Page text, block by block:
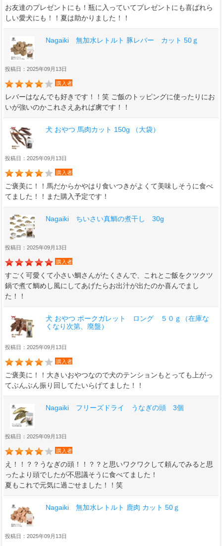
お友達のプレゼントにも！瓶に入っていてプレゼントにも喜ばれら
しい愛犬にも！！夏は助かりました！！
Nagaiki 無加水レトルト 豚レバー カット 50ｇ
投稿日：2025年09月13日
購入者
レバーはなんでも好きです！！笑 ご飯のトッピングに使ったりにお
いが強いのかこれさえあれば虜です！！
犬 おやつ 馬肉カット 150g （大袋）
投稿日：2025年09月13日
購入者
ご褒美に！！馬だからかやはり食いつきがよくて美味しそうに食べ
てました！！また購入予定です！
Nagaiki ちいさい真鯛の煮干し 30g
投稿日：2025年09月13日
購入者
すごく可愛くて小さい鯛さんがたくさんで、これとご飯をクツクツ
鍋で煮て鯛めし風にしてあげたらお出汁が出たのか喜んでまし
た！！
犬 おやつ ポークガレット ロング ５０ｇ（在庫な
くなり次第、廃盤）
投稿日：2025年09月13日
購入者
ご褒美に！！大きいおやつなので犬のテンションもとっても上がっ
てぶんぶん振り回してたいらげてました！！
Nagaiki フリーズドライ うなぎの頭 3個
投稿日：2025年09月13日
購入者
え！！？？うなぎの頭！！？？と思いワクワクして頼んでみると思
ったより頭でしたが不思議そうに食べてました！
夏もこれで元気に過ごせました！！笑
Nagaiki 無加水レトルト 鹿肉 カット 50ｇ
投稿日：2025年09月13日